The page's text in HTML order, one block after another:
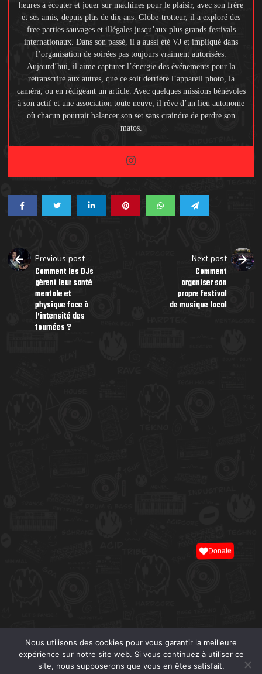
heures à écouter et jouer sur machines pour le plaisir, avec son frère
et ses amis, depuis plus de dix ans. Globe-trotteur, il a exploré des
free parties sauvages et illégales jusqu’aux plus grands festivals
internationaux. Dans son passé, il a aussi été VJ et impliqué dans
l’organisation de soirées pas toujours vraiment autorisées.
Aujourd’hui, il aime capturer l’énergie des événements pour la
retranscrire aux autres, que ce soit derrière l’appareil photo, la
caméra, ou en rédigeant un article. Avec quelques missions bénévoles
à son actif et une association toute neuve, il rêve d’un lieu autonome
où chacun pourrait balancer son set sans craindre de perdre son
matos.
Previous post
Comment les DJs
gèrent leur santé
mentale et
physique face à
l’intensité des
tournées ?
Next post
Comment
organiser son
propre festival
de musique local
Nous utilisons des cookies pour vous garantir la meilleure
expérience sur notre site web. Si vous continuez à utiliser ce
site, nous supposerons que vous en êtes satisfait.
Donate